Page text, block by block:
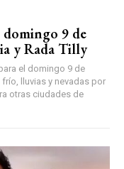
9 de
y Rada Tilly
el domingo 9 de
lluvias y nevadas por
otras ciudades de